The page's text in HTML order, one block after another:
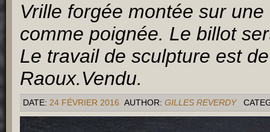
Vrille forgée montée sur
comme poignée. Le billot
Le travail de sculpture est
Raoux.Vendu.
DATE: 24 FÉVRIER 2016 AUTHOR: GILLES REVERDY